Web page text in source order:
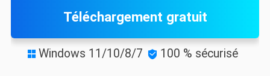
Téléchargement gratuit
 Windows 11/10/8/7  100 % sécurisé